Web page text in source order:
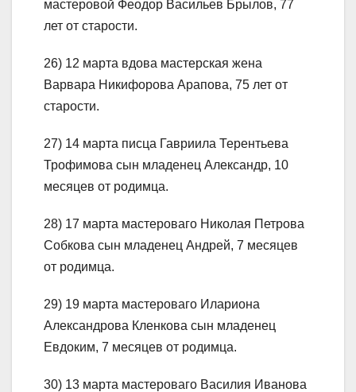
мастеровой Феодор Васильев Брылов, 77
лет от старости.
26) 12 марта вдова мастерская жена
Варвара Никифорова Арапова, 75 лет от
старости.
27) 14 марта писца Гавриила Терентьева
Трофимова сын младенец Александр, 10
месяцев от родимца.
28) 17 марта мастероваго Николая Петрова
Собкова сын младенец Андрей, 7 месяцев
от родимца.
29) 19 марта мастероваго Илариона
Александрова Кленкова сын младенец
Евдоким, 7 месяцев от родимца.
30) 13 марта мастероваго Василия Иванова